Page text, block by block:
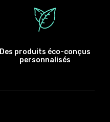
Des produits éco-conçus
personnalisés